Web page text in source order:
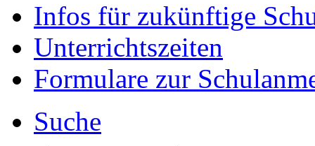
Infos für zukünftige
Unterrichtszeiten
Formulare zur
Suche